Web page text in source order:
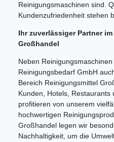
Reinigungsmaschinen sind.
Kundenzufriedenheit stehen
Ihr zuverlässiger Partner
Großhandel
Neben
Reinigungsbedarf GmbH
Bereich Reinigungsmittel
Kunden, Hotels, Restaurants
profitieren von unserem
hochwertigen
Großhandel legen wir
Nachhaltigkeit, um die